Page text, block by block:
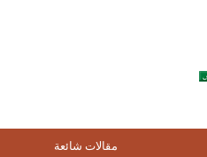
مقالات شائعة